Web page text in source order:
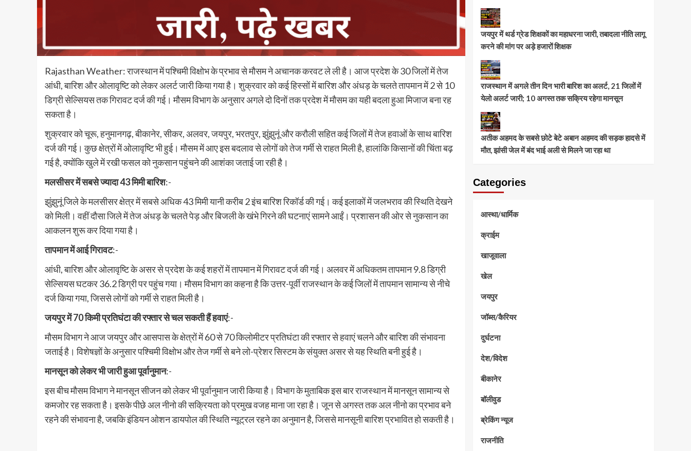
Rajasthan Weather: राजस्थान में पश्चिमी विक्षोभ के प्रभाव से मौसम ने अचानक करवट ले ली है। आज प्रदेश के 30 जिलों में तेज
आंधी, बारिश और ओलावृष्टि को लेकर अलर्ट जारी किया गया है। शुक्रवार को कई हिस्सों में बारिश और अंधड़ के चलते तापमान में 2 से 10
डिग्री सेल्सियस तक गिरावट दर्ज की गई। मौसम विभाग के अनुसार अगले दो दिनों तक प्रदेश में मौसम का यही बदला हुआ मिजाज बना रह
सकता है।
शुक्रवार को चूरू, हनुमानगढ़, बीकानेर, सीकर, अलवर, जयपुर, भरतपुर, झुंझुनूं और करौली सहित कई जिलों में तेज हवाओं के साथ बारिश
दर्ज की गई। कुछ क्षेत्रों में ओलावृष्टि भी हुई। मौसम में आए इस बदलाव से लोगों को तेज गर्मी से राहत मिली है, हालांकि किसानों की चिंता बढ़
गई है, क्योंकि खुले में रखी फसल को नुकसान पहुंचने की आशंका जताई जा रही है।
मलसीसर में सबसे ज्यादा 43 मिमी बारिश:-
झुंझुनूं जिले के मलसीसर क्षेत्र में सबसे अधिक 43 मिमी यानी करीब 2 इंच बारिश रिकॉर्ड की गई। कई इलाकों में जलभराव की स्थिति देखने
को मिली। वहीं दौसा जिले में तेज अंधड़ के चलते पेड़ और बिजली के खंभे गिरने की घटनाएं सामने आईं। प्रशासन की ओर से नुकसान का
आकलन शुरू कर दिया गया है।
तापमान में आई गिरावट:-
आंधी, बारिश और ओलावृष्टि के असर से प्रदेश के कई शहरों में तापमान में गिरावट दर्ज की गई। अलवर में अधिकतम तापमान 9.8 डिग्री
सेल्सियस घटकर 36.2 डिग्री पर पहुंच गया। मौसम विभाग का कहना है कि उत्तर-पूर्वी राजस्थान के कई जिलों में तापमान सामान्य से नीचे
दर्ज किया गया, जिससे लोगों को गर्मी से राहत मिली है।
जयपुर में 70 किमी प्रतिघंटा की रफ्तार से चल सकती हैं हवाएं:-
मौसम विभाग ने आज जयपुर और आसपास के क्षेत्रों में 60 से 70 किलोमीटर प्रतिघंटा की रफ्तार से हवाएं चलने और बारिश की संभावना
जताई है। विशेषज्ञों के अनुसार पश्चिमी विक्षोभ और तेज गर्मी से बने लो-प्रेशर सिस्टम के संयुक्त असर से यह स्थिति बनी हुई है।
मानसून को लेकर भी जारी हुआ पूर्वानुमान:-
इस बीच मौसम विभाग ने मानसून सीजन को लेकर भी पूर्वानुमान जारी किया है। विभाग के मुताबिक इस बार राजस्थान में मानसून सामान्य से
कमजोर रह सकता है। इसके पीछे अल नीनो की सक्रियता को प्रमुख वजह माना जा रहा है। जून से अगस्त तक अल नीनो का प्रभाव बने
रहने की संभावना है, जबकि इंडियन ओशन डायपोल की स्थिति न्यूट्रल रहने का अनुमान है, जिससे मानसूनी बारिश प्रभावित हो सकती है।
जयपुर में थर्ड ग्रेड शिक्षकों का महाधरना जारी, तबादला नीति लागू
करने की मांग पर अड़े हजारों शिक्षक
राजस्थान में अगले तीन दिन भारी बारिश का अलर्ट, 21 जिलों में
येलो अलर्ट जारी; 10 अगस्त तक सक्रिय रहेगा मानसून
अतीक अहमद के सबसे छोटे बेटे अबान अहमद की सड़क हादसे में
मौत, झांसी जेल में बंद भाई अली से मिलने जा रहा था
Categories
आस्था/धार्मिक
क्राईम
खाजूवाला
खेल
जयपुर
जॉब्स/कैरियर
दुर्घटना
देश/विदेश
बीकानेर
बॉलीवुड
ब्रेकिंग न्यूज
राजनीति